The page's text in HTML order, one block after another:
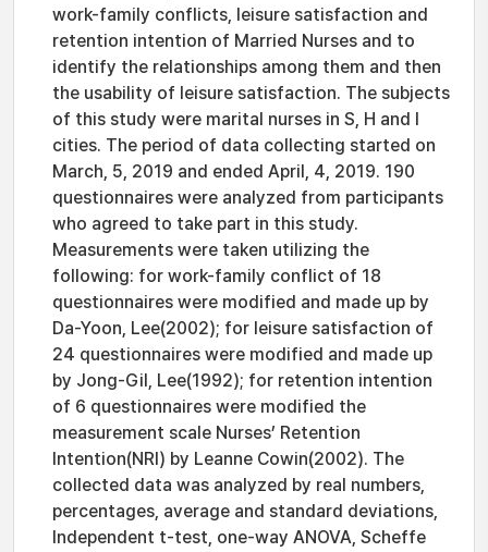
work-family conflicts, leisure satisfaction and
retention intention of Married Nurses and to
identify the relationships among them and then
the usability of leisure satisfaction. The subjects
of this study were marital nurses in S, H and I
cities. The period of data collecting started on
March, 5, 2019 and ended April, 4, 2019. 190
questionnaires were analyzed from participants
who agreed to take part in this study.
Measurements were taken utilizing the
following: for work-family conflict of 18
questionnaires were modified and made up by
Da-Yoon, Lee(2002); for leisure satisfaction of
24 questionnaires were modified and made up
by Jong-Gil, Lee(1992); for retention intention
of 6 questionnaires were modified the
measurement scale Nurses’ Retention
Intention(NRI) by Leanne Cowin(2002). The
collected data was analyzed by real numbers,
percentages, average and standard deviations,
Independent t-test, one-way ANOVA, Scheffe